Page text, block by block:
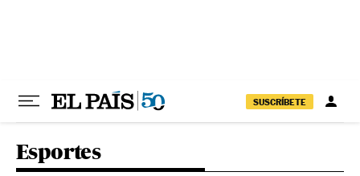
SUSCRÍBETE
Esportes